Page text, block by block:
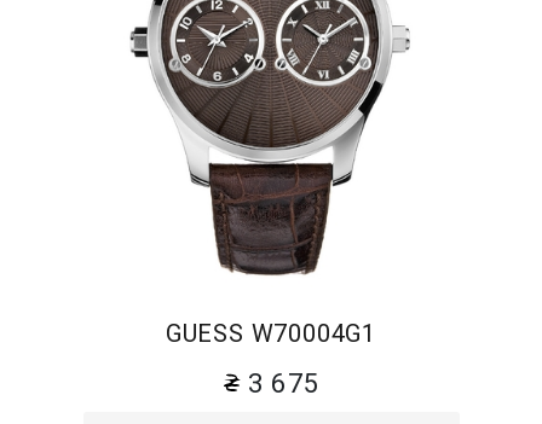
GUESS W70004G1
3 675